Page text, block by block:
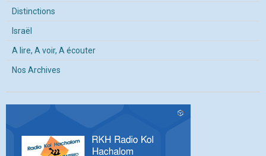
Distinctions
Israël
A lire, A voir, A écouter
Nos Archives